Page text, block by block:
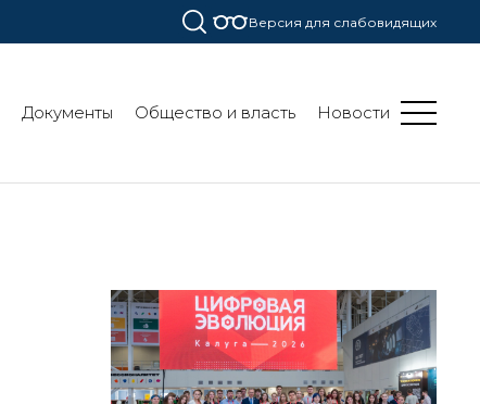
Версия для слабовидящих
Документы Общество и власть Новости